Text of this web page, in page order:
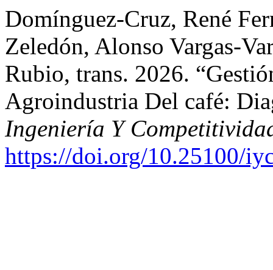
Domínguez-Cruz, René
Zeledón, Alonso Vargas-
Rubio, trans. 2026.
Agroindustria Del café:
Ingeniería Y
https://doi.org/10.25100/